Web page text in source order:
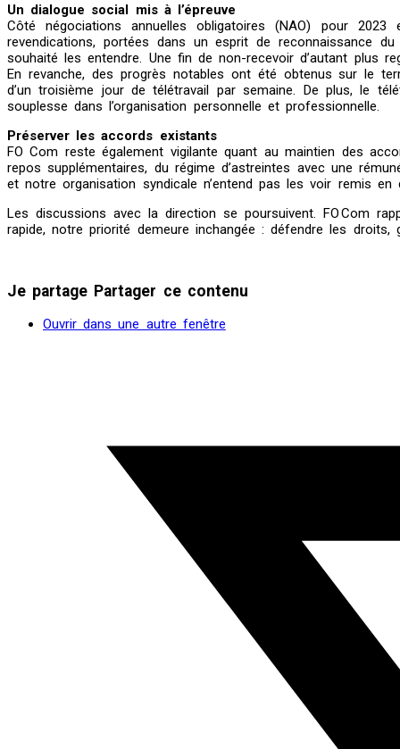
Un dialogue social mis à l’épreuve
Côté négociations annuelles obligatoires (NAO) pour
revendications, portées dans un esprit de reconnaissance
souhaité les entendre. Une fin de non-recevoir d’autant plus
En revanche, des progrès notables ont été obtenus sur le
d’un troisième jour de télétravail par semaine. De plus, le
souplesse dans l’organisation personnelle et professionnelle.
Préserver les accords existants
FO Com reste également vigilante quant au maintien des
repos supplémentaires, du régime d’astreintes avec une
et notre organisation syndicale n’entend pas les voir remis en
Les discussions avec la direction se poursuivent. FO Com
rapide, notre priorité demeure inchangée : défendre les
Je partage Partager ce contenu
Ouvrir dans une autre fenêtre